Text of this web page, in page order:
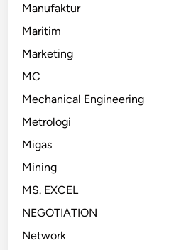
Manufaktur
Maritim
Marketing
MC
Mechanical Engineering
Metrologi
Migas
Mining
MS. EXCEL
NEGOTIATION
Network